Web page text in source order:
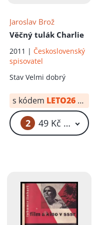
10 Kč
Jaroslav Brož
Věčný tulák Charlie
2011 |Československý
spisovatel
StavVelmi dobrý
s kódem LETO26 od:
2 49 Kč – 59 Kč